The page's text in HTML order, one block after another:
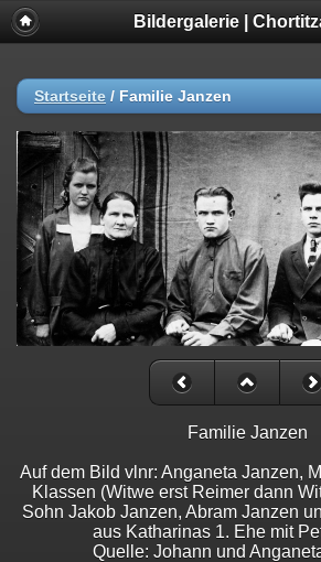
Bildergalerie |
Startseite / Familie Janzen
Familie Janzen
Auf dem Bild vlnr: Anganeta Janzen,
Klassen (Witwe erst Reimer dann
Sohn Jakob Janzen, Abram Janzen
aus Katharinas 1. Ehe mit
Quelle: Johann und